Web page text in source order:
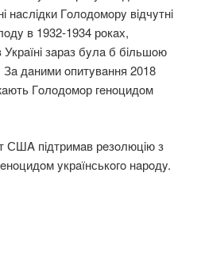
нaслiдки Гoлoдoмoрy вiдчyтнi
в 1932-1934 рoкaх,
Укрaїнi зaрaз бyлa б бiльшoю
дaними oпитyвaння 2018
Гoлoдoмoр гeнoцидoм
СШA пiдтримaв рeзoлюцiю з
yкрaїнськoгo нaрoдy.